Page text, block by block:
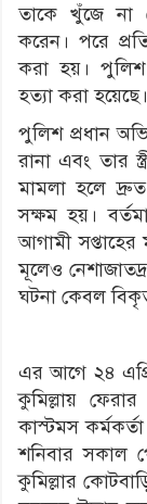
তাকে খুঁজে না
করেন। পরে
করা হয়। পুলিশ
হত্যা করা হয়েছে।
পুলিশ প্রধান
রানা এবং তার
মামলা হলে
সক্ষম হয়।
আগামী
মূলেও
ঘটনা কেবল
এর আগে ২৪
কুমিল্লায়
কাস্টমস
শনিবার সকাল
কুমিল্লার